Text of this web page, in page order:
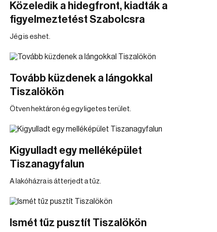
Közeledik a hidegfront, kiadták a
figyelmeztetést Szabolcsra
Jég is eshet.
Tovább küzdenek a lángokkal
Tiszalökön
Ötven hektáron ég egy ligetes terület.
Kigyulladt egy melléképület
Tiszanagyfalun
A lakóházra is átterjedt a tűz.
Ismét tűz pusztít Tiszalökön